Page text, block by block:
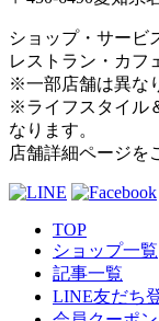
ショップ・サービ
レストラン・カフ
※一部店舗は異な
※ライフスタイル
なります。
店舗詳細ページを
TOP
ショップ一覧
記事一覧
LINE友だち